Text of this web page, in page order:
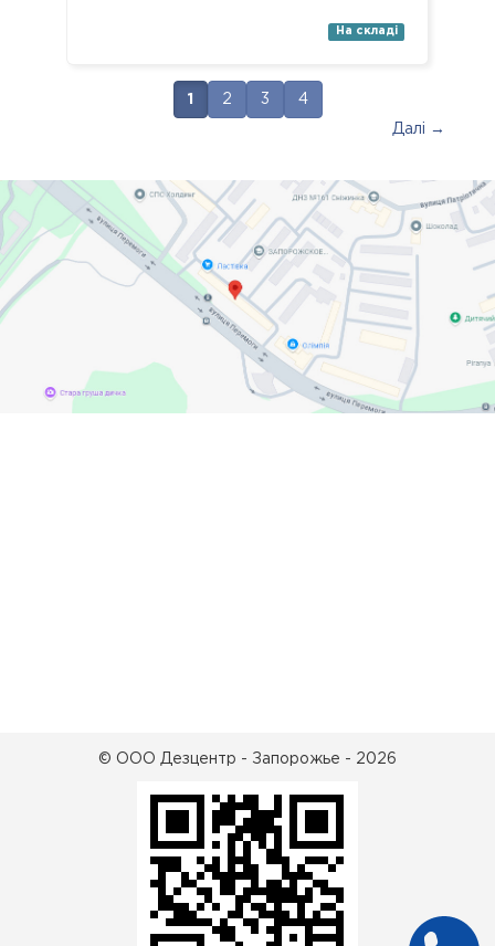
На складі
1 2 3 4
Далі →
© ООО Дезцентр - Запорожье - 2026